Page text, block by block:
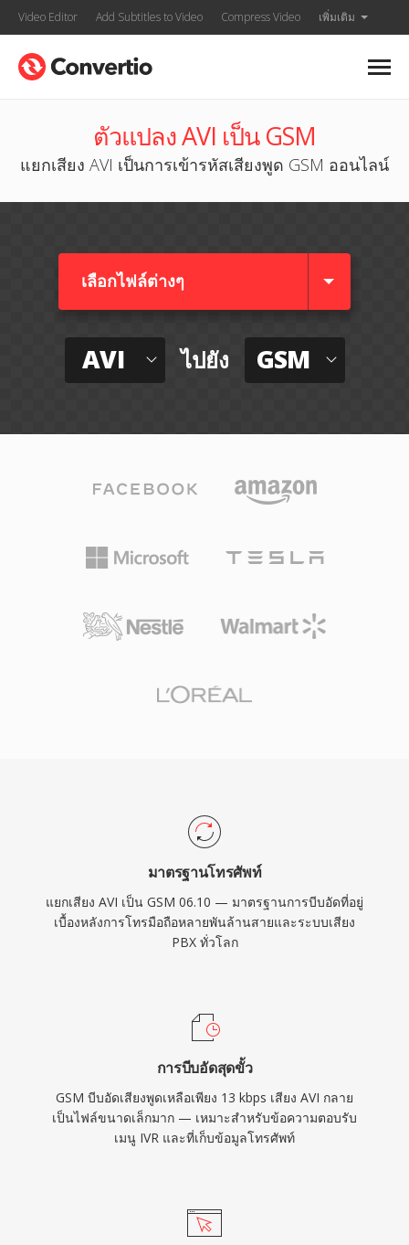
Video Editor Add Subtitles to Video Compress Video เพิ่มเติม
ตัวแปลง AVI เป็น GSM
แยกเสียง AVI เป็นการเข้ารหัสเสียงพูด GSM ออนไลน์
เลือกไฟล์ต่างๆ​
AVI ไปยัง GSM
มาตรฐานโทรศัพท์
แยกเสียง AVI เป็น GSM 06.10 — มาตรฐานการบีบอัดที่อยู่
เบื้องหลังการโทรมือถือหลายพันล้านสายและระบบเสียง
PBX ทั่วโลก
การบีบอัดสุดขั้ว
GSM บีบอัดเสียงพูดเหลือเพียง 13 kbps เสียง AVI กลาย
เป็นไฟล์ขนาดเล็กมาก — เหมาะสำหรับข้อความตอบรับ
เมนู IVR และที่เก็บข้อมูลโทรศัพท์